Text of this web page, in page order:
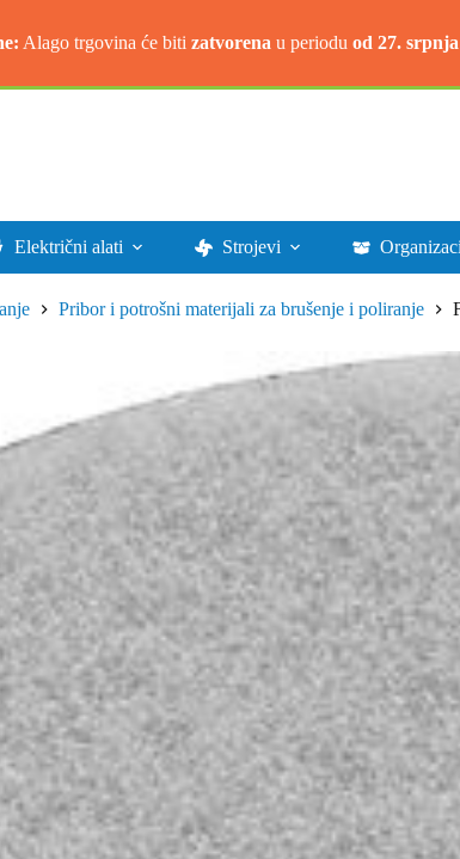
Alago trgovina će biti zatvorena u periodu od 27.
Električni alati Strojevi
Pribor i potrošni materijali za brušenje i poliranje